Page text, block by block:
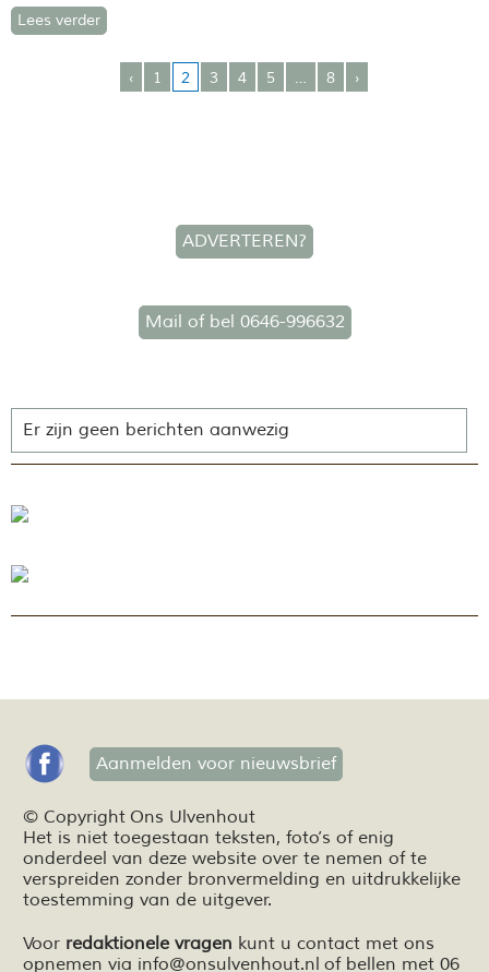
Lees verder
‹ 1 2 3 4 5 … 8 ›
ADVERTEREN?
Mail of bel 0646-996632
Er zijn geen berichten aanwezig
Aanmelden voor nieuwsbrief
© Copyright Ons Ulvenhout
Het is niet toegestaan teksten, foto’s of enig
onderdeel van deze website over te nemen of te
verspreiden zonder bronvermelding en uitdrukkelijke
toestemming van de uitgever.
Voor redaktionele vragen kunt u contact met ons
opnemen via info@onsulvenhout.nl of bellen met 06